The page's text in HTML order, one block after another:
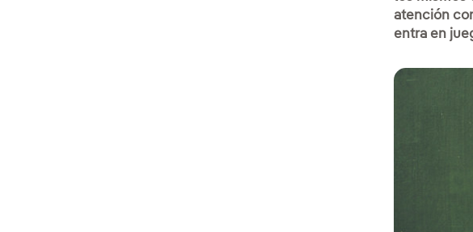
atención
entra en